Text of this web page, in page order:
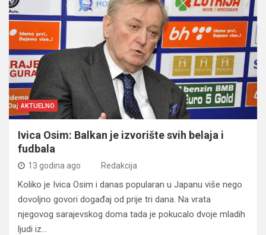
AKTUELNO
Ivica Osim: Balkan je izvorište svih belaja i
fudbala
13 godina ago Redakcija
Koliko je Ivica Osim i danas popularan u Japanu više nego
dovoljno govori događaj od prije tri dana. Na vrata
njegovog sarajevskog doma tada je pokucalo dvoje mladih
ljudi iz…